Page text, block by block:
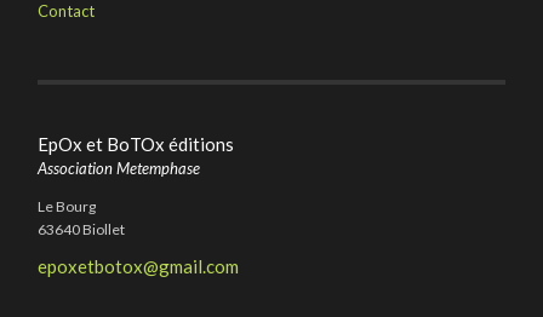
Contact
EpOx et BoTOx éditions
Association Metemphase
Le Bourg
63640 Biollet
epoxetbotox@gmail.com